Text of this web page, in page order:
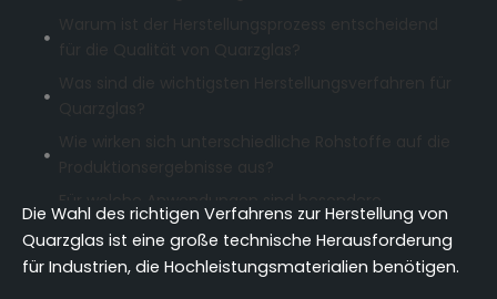
Fertigungsverfahren erforderlich?
Kontinuierliche vs. diskontinuierliche Fertigung:
Die Wahl des richtigen Verfahrens zur Herstellung von
Quarzglas ist eine große technische Herausforderung
für Industrien, die Hochleistungsmaterialien benötigen.